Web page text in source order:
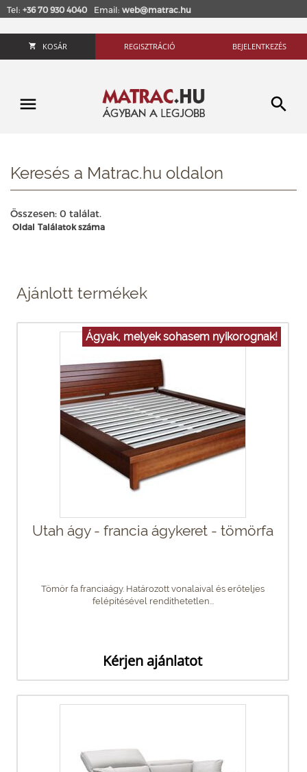
Tel: +36 70 930 4040 Email: web@matrac.hu
KOSÁR REGISZTRÁCIÓ BEJELENTKEZÉS
Keresés a Matrac.hu oldalon
Összesen: 0 találat.
Oldal Találatok száma
Ajánlott termékek
Ágyak, melyek sohasem nyikorognak!
Utah ágy - francia ágykeret - tömörfa
Tömör fa franciaágy. Határozott vonalaival és erőteljes
felépítésével rendíthetetlen...
Kérjen ajánlatot